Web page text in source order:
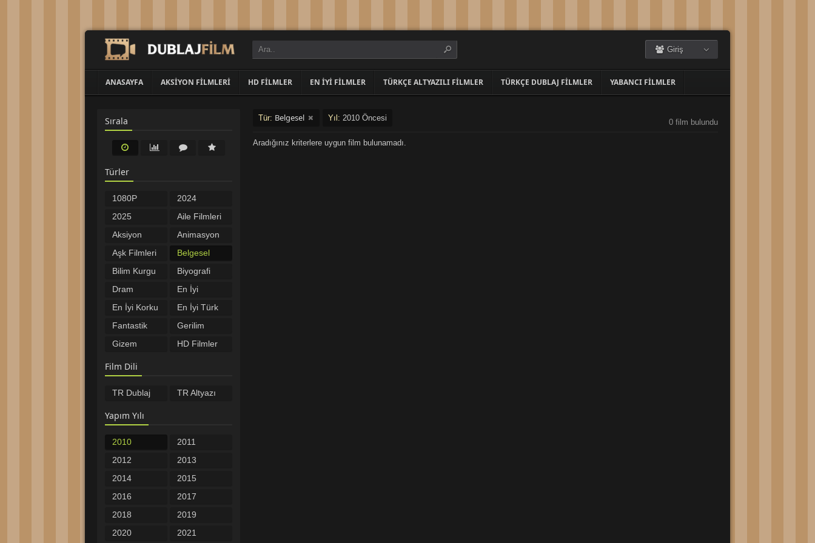
Giriş
ANASAYFA AKSIYON FILMLERI HD FILMLER EN İYI FILMLER TÜRKÇE ALTYAZILI FILMLER TÜRKÇE DUBLAJ FILMLER YABANCI FILMLER
Sırala
Türler
1080P
Filmler
2024
Filmleri
2025
Filmleri
Aile Filmleri
Aksiyon
Filmleri
Animasyon
Filmleri
Aşk Filmleri
Belgesel
Bilim Kurgu
Filmleri
Biyografi
Filmleri
Dram
Filmleri
En İyi
Filmler
En İyi Korku
Filmleri
En İyi Türk
Filmleri
Fantastik
Filmler
Gerilim
Filmleri
Gizem
HD Filmler
Komedi
Filmleri
Filmleri
Filmler
Savaş
Filmleri
Spor
Tarih
Filmler
Filmler
Film Dili
TR Dublaj TR Altyazı
Yapım Yılı
2010
Öncesi
2011
2012
2013
2014
2015
2016
2017
2018
2019
2020
2021
Tür: Belgesel Yıl: 2010 Öncesi 0 film bulundu
Aradığınız kriterlere uygun film bulunamadı.